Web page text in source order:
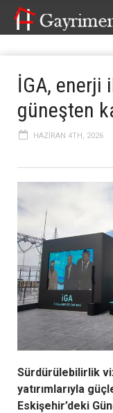
İGA, enerji
güneşten
HAZIRAN 4TH, 2026
Sürdürülebilirlik
yatırımlarıyla
Eskişehir’deki